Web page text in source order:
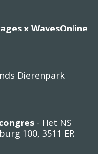
x WavesOnline
Dierenpark
- Het NS
100, 3511 ER